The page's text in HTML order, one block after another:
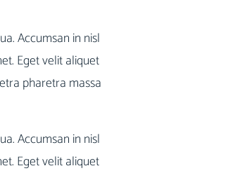
Accumsan in nisl
Eget velit aliquet
pharetra massa
Accumsan in nisl
Eget velit aliquet